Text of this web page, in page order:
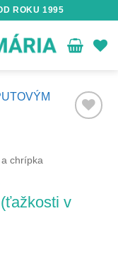
ROKU 1995
a chrípka
v